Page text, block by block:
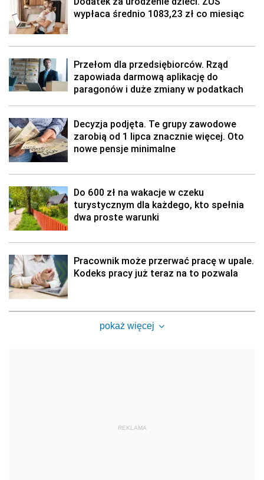
wypłaca średnio 1083,23 zł co miesiąc
Przełom dla przedsiębiorców. Rząd
zapowiada darmową aplikację do
paragonów i duże zmiany w podatkach
Decyzja podjęta. Te grupy zawodowe
zarobią od 1 lipca znacznie więcej. Oto
nowe pensje minimalne
Do 600 zł na wakacje w czeku
turystycznym dla każdego, kto spełnia
dwa proste warunki
Pracownik może przerwać pracę w upale.
Kodeks pracy już teraz na to pozwala
pokaż więcej
REKLAMA